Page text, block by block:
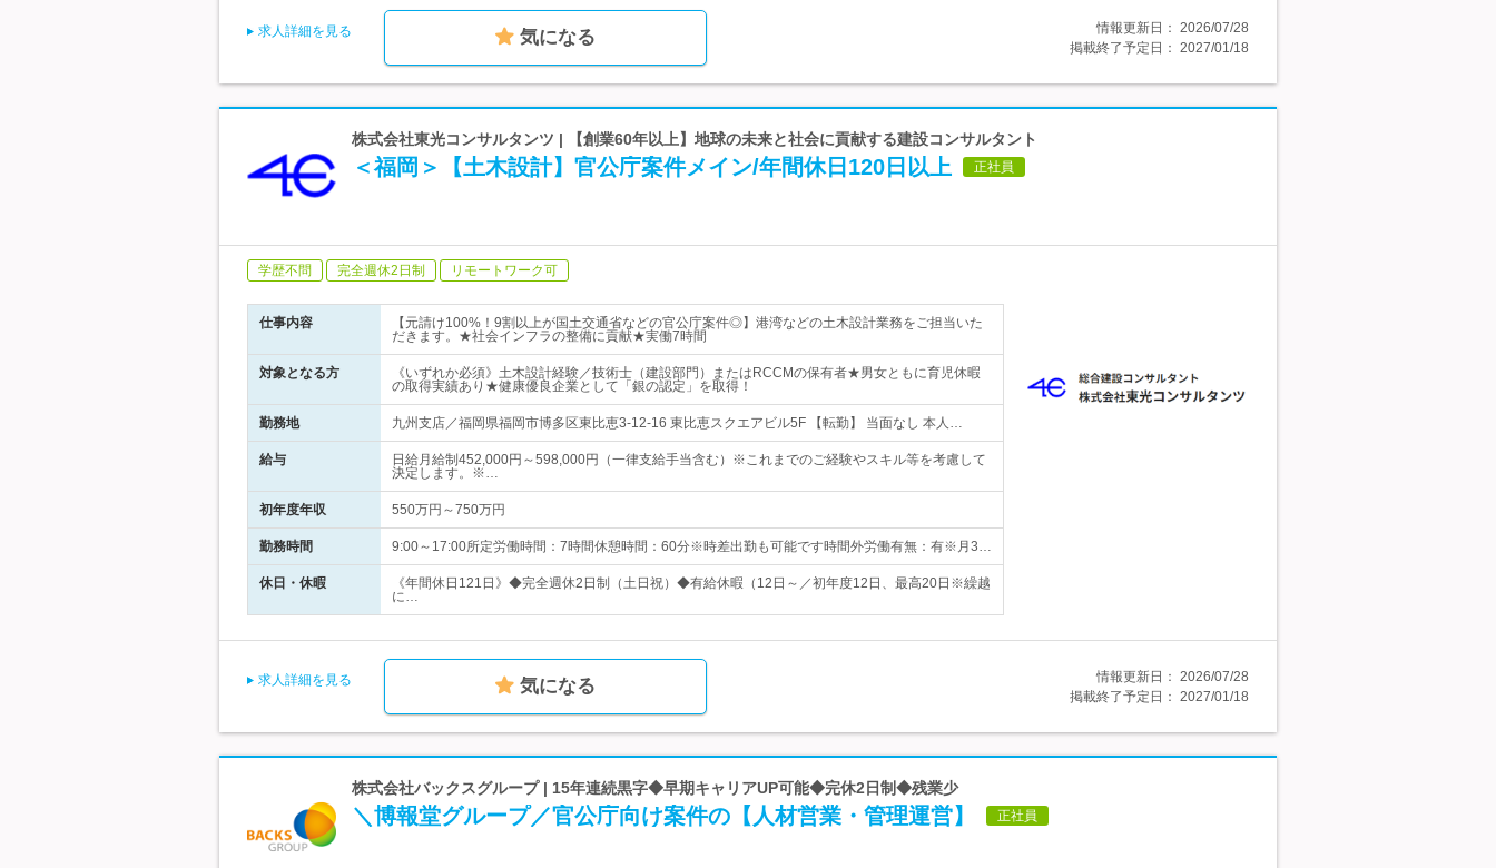
求人詳細を見る 気になる 情報更新日： 2026/07/28
掲載終了予定日： 2027/01/18
株式会社東光コンサルタンツ | 【創業60年以上】地球の未来と社会に貢献する建設コンサルタント
＜福岡＞【土木設計】官公庁案件メイン/年間休日120日以上 正社員
学歴不問 完全週休2日制 リモートワーク可
仕事内容
【元請け100%！9割以上が国土交通省などの官公庁案件◎】港湾などの土木設計業務をご担当いた
だきます。★社会インフラの整備に貢献★実働7時間
対象となる方
《いずれか必須》土木設計経験／技術士（建設部門）またはRCCMの保有者★男女ともに育児休暇
の取得実績あり★健康優良企業として「銀の認定」を取得！
勤務地 九州支店／福岡県福岡市博多区東比恵3-12-16 東比恵スクエアビル5F 【転勤】 当面なし 本人…
給与
日給月給制452,000円～598,000円（一律支給手当含む）※これまでのご経験やスキル等を考慮して
決定します。※…
初年度年収 550万円～750万円
勤務時間 9:00～17:00所定労働時間：7時間休憩時間：60分※時差出勤も可能です時間外労働有無：有※月3…
休日・休暇
《年間休日121日》◆完全週休2日制（土日祝）◆有給休暇（12日～／初年度12日、最高20日※繰越
に…
求人詳細を見る 気になる 情報更新日： 2026/07/28
掲載終了予定日： 2027/01/18
株式会社バックスグループ | 15年連続黒字◆早期キャリアUP可能◆完休2日制◆残業少
＼博報堂グループ／官公庁向け案件の【人材営業・管理運営】 正社員